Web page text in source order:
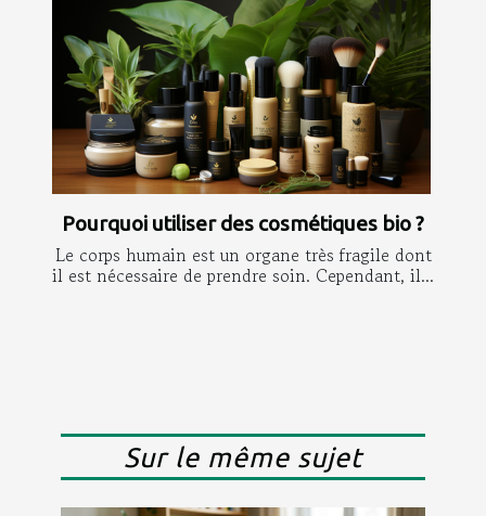
Pourquoi utiliser des cosmétiques bio ?
Le corps humain est un organe très fragile dont
il est nécessaire de prendre soin. Cependant, il...
Sur le même sujet